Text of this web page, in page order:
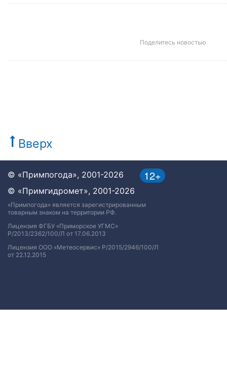
Поделитесь новостью
Вверх
12+
© «Примпогода», 2001-2026
© «Примгидромет», 2001-2026
«Примпогода» является зарегистрированным
товарным знаком на территории РФ.
Лицензия ФГБУ «Приморское УГМС»
Р/2013/2362/100/Л от 17.06.2013
Лицензия ООО «Метеосервис» Р/2015/2946/100/Л
от 22.12.2015